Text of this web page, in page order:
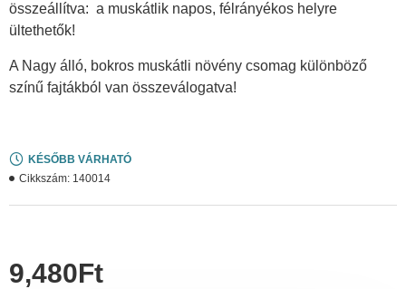
összeállítva: a muskátlik napos, félrányékos helyre
ültethetők!
A Nagy álló, bokros muskátli növény csomag különböző
színű fajtákból van összeválogatva!
KÉSŐBB VÁRHATÓ
Cikkszám: 140014
9,480Ft